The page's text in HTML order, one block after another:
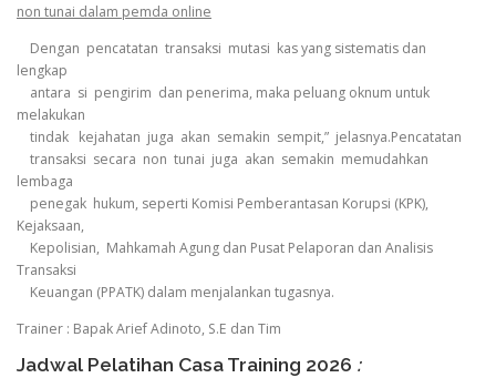
non tunai dalam pemda online
Dengan pencatatan transaksi mutasi kas yang sistematis dan
lengkap
antara si pengirim dan penerima, maka peluang oknum untuk
melakukan
tindak kejahatan juga akan semakin sempit,” jelasnya.Pencatatan
transaksi secara non tunai juga akan semakin memudahkan
lembaga
penegak hukum, seperti Komisi Pemberantasan Korupsi (KPK),
Kejaksaan,
Kepolisian, Mahkamah Agung dan Pusat Pelaporan dan Analisis
Transaksi
Keuangan (PPATK) dalam menjalankan tugasnya.
Trainer : Bapak Arief Adinoto, S.E dan Tim
Jadwal Pelatihan Casa Training 2026 :